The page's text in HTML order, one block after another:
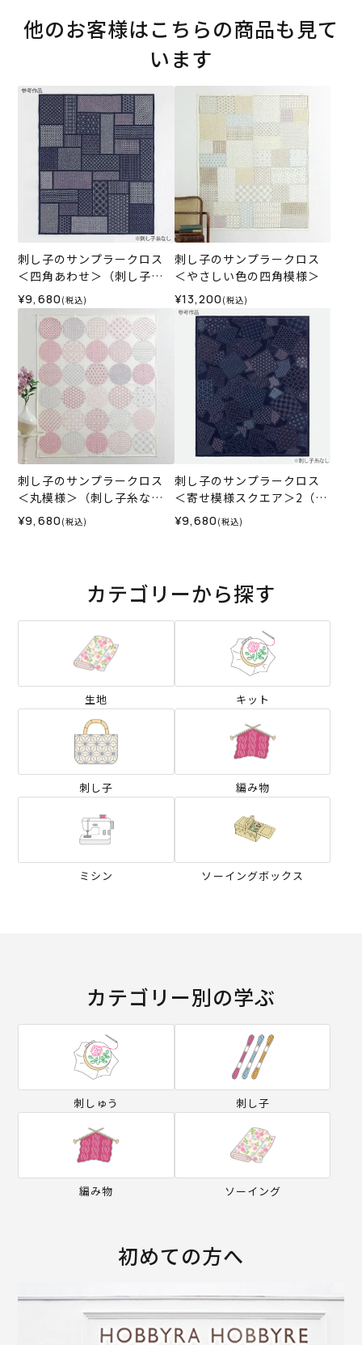
他のお客様はこちらの商品も見て
います
刺し子のサンプラークロス
＜四角あわせ＞（刺し子糸
なし）
¥9,680 (税込)
刺し子のサンプラークロス
＜やさしい色の四角模様＞
¥13,200 (税込)
刺し子のサンプラークロス
＜丸模様＞（刺し子糸な
し）
¥9,680 (税込)
刺し子のサンプラークロス
＜寄せ模様スクエア＞2（刺
し子糸なし）
¥9,680 (税込)
カテゴリーから探す
生地 キット
刺し子 編み物
ミシン ソーイングボックス
カテゴリー別の学ぶ
刺しゅう 刺し子
編み物 ソーイング
初めての方へ